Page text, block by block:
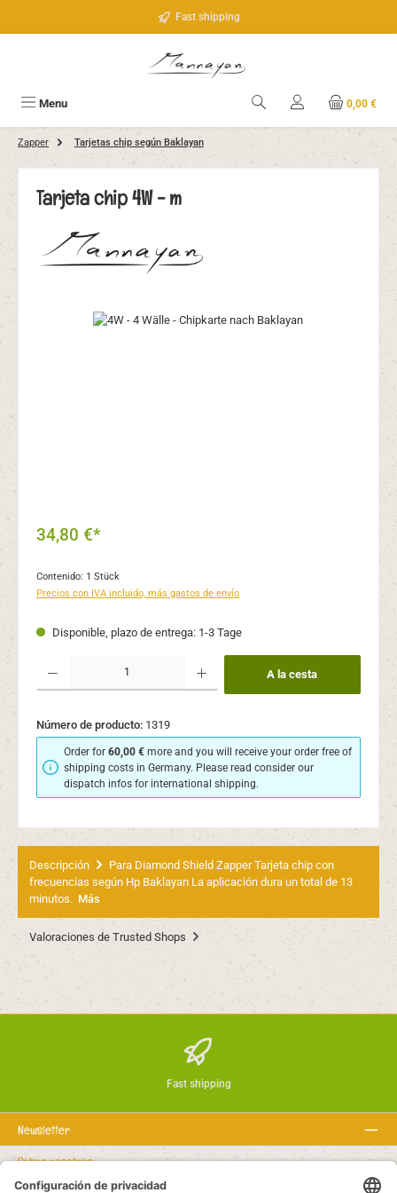
Fast shipping
Menu 0,00 €
Zapper Tarjetas chip según Baklayan
Tarjeta chip 4W - m
Omitir galería de imágenes
34,80 €*
Contenido: 1 Stück
Precios con IVA incluido, más gastos de envío
Disponible, plazo de entrega: 1-3 Tage
Cantidad del producto: introduce la cantidad deseada o usa los botones para
A la cesta
Número de producto: 1319
Order for60,00 € more and you will receive your order free of
shipping costs in Germany. Please read consider our
dispatch infos for international shipping.
Descripción
Para Diamond Shield Zapper Tarjeta chip con
frecuencias según Hp Baklayan La aplicación dura un total de 13
minutos. Más
Valoraciones de Trusted Shops
Fast shipping
Newsletter
Sobre nosotros